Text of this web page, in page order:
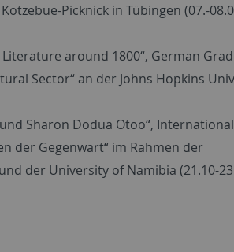
Picknick in Tübingen (07.-
around 1800“, German
Sector“ an der Johns Hopkins
Sharon Dodua Otoo“,
der Gegenwart“ im Rahmen der
der University of Namibia (21.10-